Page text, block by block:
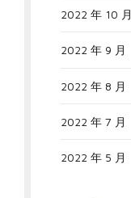
2022 年 10 月
2022 年 9 月
2022 年 8 月
2022 年 7 月
2022 年 5 月